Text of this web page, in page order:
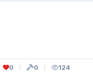
0 0 124